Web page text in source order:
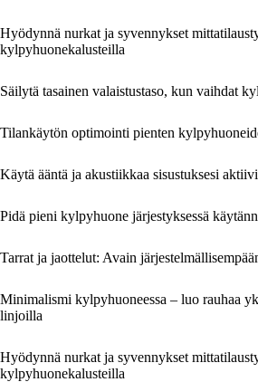
Hyödynnä nurkat ja syvennykset
kylpyhuonekalusteilla
Säilytä tasainen valaistustaso, kun vaihdat
Tilankäytön optimointi pienten
Käytä ääntä ja akustiikkaa sisustuksesi
Pidä pieni kylpyhuone järjestyksessä
Tarrat ja jaottelut: Avain
Minimalismi kylpyhuoneessa – luo rauhaa
linjoilla
Hyödynnä nurkat ja syvennykset
kylpyhuonekalusteilla